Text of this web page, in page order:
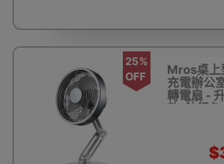
25%
OFF
Mros桌上
充電辦公
轉電扇 -
款-鈦銀色